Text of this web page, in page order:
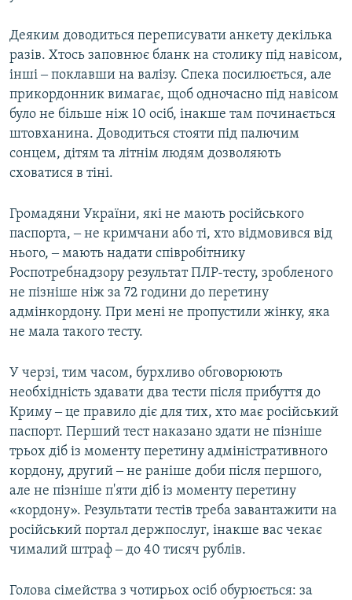
Деяким доводиться переписувати анкету декілька
разів. Хтось заповнює бланк на столику під навісом,
інші ‒ поклавши на валізу. Спека посилюється, але
прикордонник вимагає, щоб одночасно під навісом
було не більше ніж 10 осіб, інакше там починається
штовханина. Доводиться стояти під палючим
сонцем, дітям та літнім людям дозволяють
сховатися в тіні.
Громадяни України, які не мають російського
паспорта, ‒ не кримчани або ті, хто відмовився від
нього, ‒ мають надати співробітнику
Роспотребнадзору результат ПЛР-тесту, зробленого
не пізніше ніж за 72 години до перетину
адмінкордону. При мені не пропустили жінку, яка
не мала такого тесту.
У черзі, тим часом, бурхливо обговорюють
необхідність здавати два тести після прибуття до
Криму ‒ це правило діє для тих, хто має російський
паспорт. Перший тест наказано здати не пізніше
трьох діб із моменту перетину адміністративного
кордону, другий ‒ не раніше доби після першого,
але не пізніше п'яти діб із моменту перетину
«кордону». Результати тестів треба завантажити на
російський портал держпослуг, інакше вас чекає
чималий штраф ‒ до 40 тисяч рублів.
Голова сімейства з чотирьох осіб обурюється: за